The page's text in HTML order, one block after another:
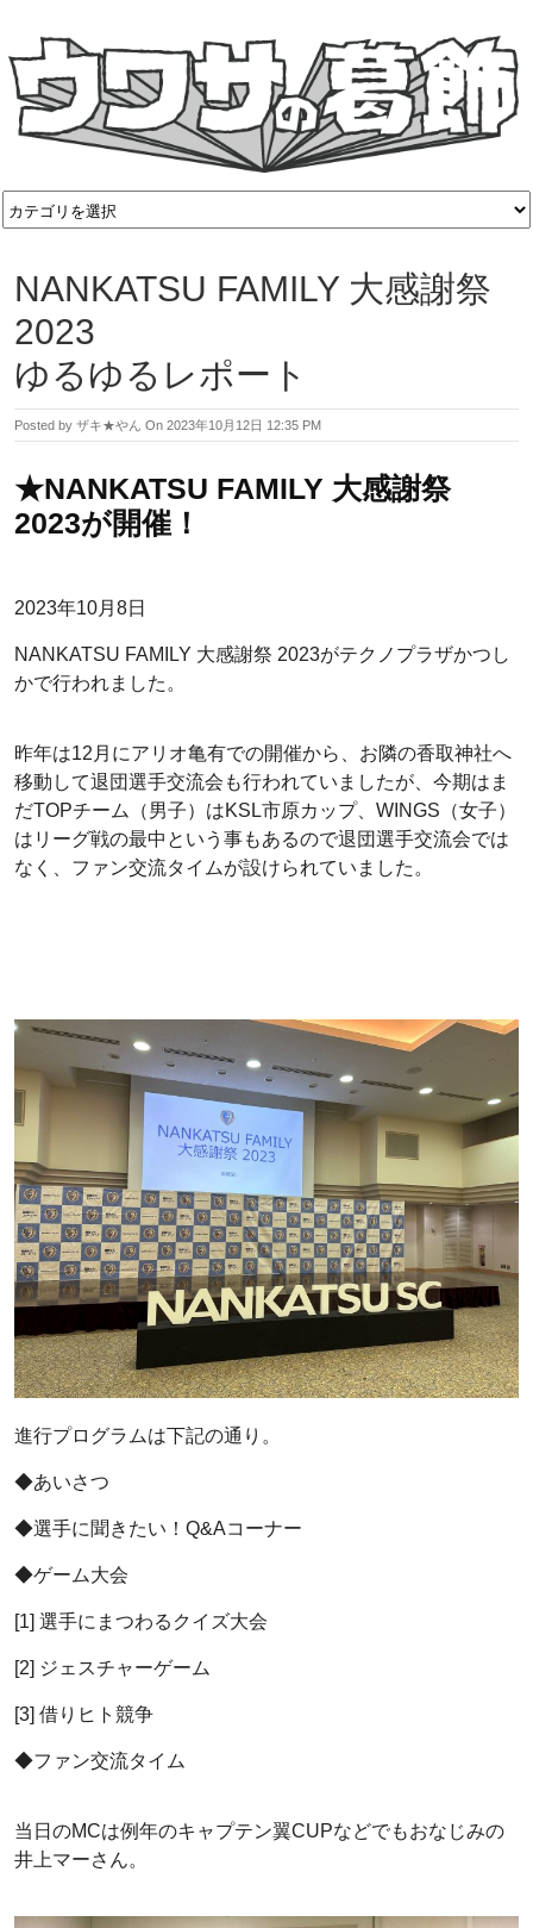
NANKATSU FAMILY 大感謝祭
2023
ゆるゆるレポート
Posted by ザキ★やん On 2023年10月12日 12:35 PM
★NANKATSU FAMILY 大感謝祭
2023が開催！
2023年10月8日
NANKATSU FAMILY 大感謝祭 2023がテクノプラザかつし
かで行われました。
昨年は12月にアリオ亀有での開催から、お隣の香取神社へ
移動して退団選手交流会も行われていましたが、今期はま
だTOPチーム（男子）はKSL市原カップ、WINGS（女子）
はリーグ戦の最中という事もあるので退団選手交流会では
なく、ファン交流タイムが設けられていました。
進行プログラムは下記の通り。
◆あいさつ
◆選手に聞きたい！Q&Aコーナー
◆ゲーム大会
[1] 選手にまつわるクイズ大会
[2] ジェスチャーゲーム
[3] 借りヒト競争
◆ファン交流タイム
当日のMCは例年のキャプテン翼CUPなどでもおなじみの
井上マーさん。